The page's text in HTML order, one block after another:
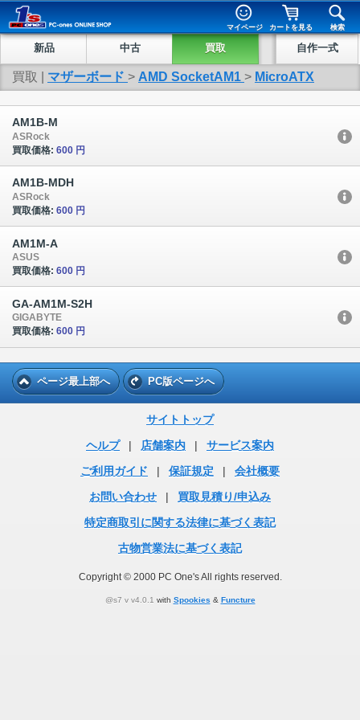
マイページ カートを見る 検索
新品 中古 買取 自作一式
買取 | マザーボード > AMD SocketAM1 > MicroATX
AM1B-M
ASRock
買取価格: 600 円
AM1B-MDH
ASRock
買取価格: 600 円
AM1M-A
ASUS
買取価格: 600 円
GA-AM1M-S2H
GIGABYTE
買取価格: 600 円
ページ最上部へ PC版ページへ
サイトトップ
ヘルプ
| 店舗案内 |
サービス案内
ご利用ガイド
| 保証規定 |
会社概要
お問い合わせ
|
買取見積り/申込み
特定商取引に関する法律に基づく表記
古物営業法に基づく表記
Copyright © 2000 PC One's All rights reserved.
@s7 v v4.0.1 with Spookies & Functure